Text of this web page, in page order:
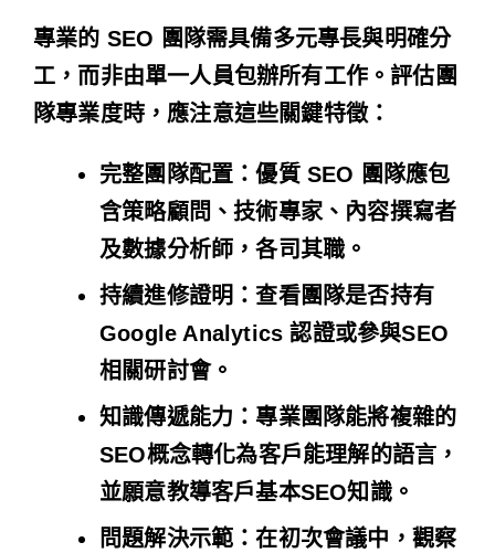
專業的 SEO 團隊需具備多元專長與明確分
工，而非由單一人員包辦所有工作。評估團
隊專業度時，應注意這些關鍵特徵：
完整團隊配置 ：優質 SEO 團隊應包
含策略顧問、技術專家、內容撰寫者
及數據分析師，各司其職。
持續進修證明 ：查看團隊是否持有
Google Analytics 認證或參與SEO
相關研討會。
知識傳遞能力 ：專業團隊能將複雜的
SEO概念轉化為客戶能理解的語言，
並願意教導客戶基本SEO知識。
問題解決示範 ：在初次會議中，觀察